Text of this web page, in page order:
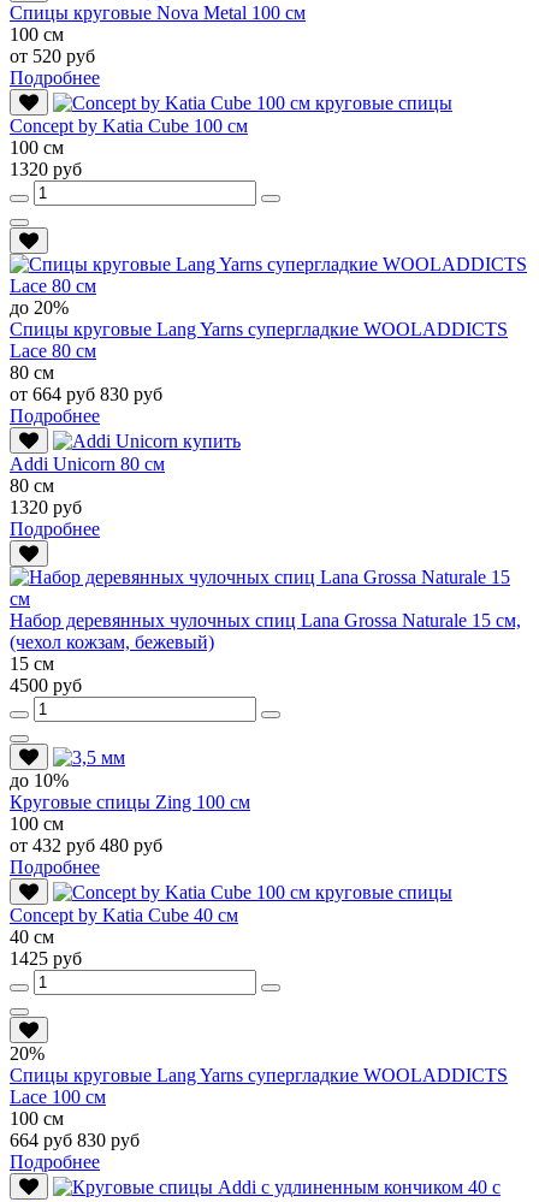
Спицы круговые Nova Metal 100 см
100 см
от 520 руб
Подробнее
Conсept by Katia Cube 100 см
100 см
1320 руб
до 20%
Спицы круговые Lang Yarns супергладкие WOOLADDICTS
Lace 80 см
80 см
от 664 руб 830 руб
Подробнее
Addi Unicorn 80 см
80 см
1320 руб
Подробнее
Набор деревянных чулочных спиц Lana Grossa Naturale 15 см,
(чехол кожзам, бежевый)
15 см
4500 руб
до 10%
Круговые спицы Zing 100 см
100 см
от 432 руб 480 руб
Подробнее
Conсept by Katia Cube 40 см
40 см
1425 руб
20%
Спицы круговые Lang Yarns супергладкие WOOLADDICTS
Lace 100 см
100 см
664 руб 830 руб
Подробнее